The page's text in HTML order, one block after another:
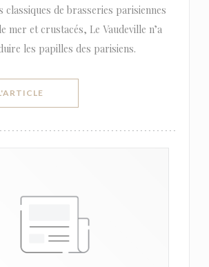
classiques de brasseries parisiennes
mer et crustacés, Le Vaudeville n’a
les papilles des parisiens.